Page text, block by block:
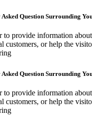
Question Surrounding
to provide information
customers, or help the
Question Surrounding
to provide information
customers, or help the